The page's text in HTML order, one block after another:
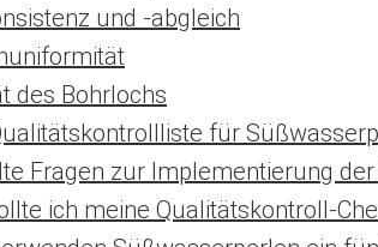
und -abgleich
des Bohrlochs
für
Fragen zur Implementierung
ich meine Qualitätskontroll-